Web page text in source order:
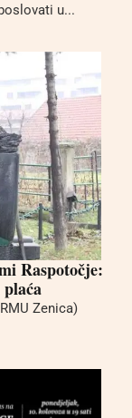
u...
Raspotočje:
Zenica)